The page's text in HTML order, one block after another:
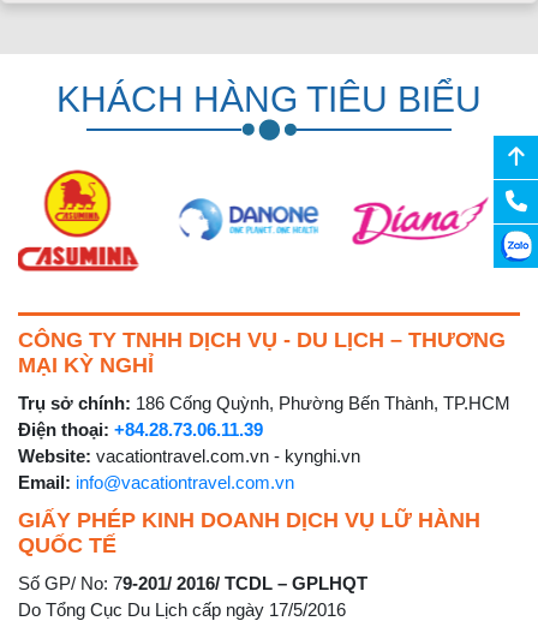
KHÁCH HÀNG TIÊU BIỂU
CÔNG TY TNHH DỊCH VỤ - DU LỊCH – THƯƠNG
MẠI KỲ NGHỈ
Trụ sở chính: 186 Cống Quỳnh, Phường Bến Thành, TP.HCM
Điện thoại: +84.28.73.06.11.39
Website: vacationtravel.com.vn - kynghi.vn
Email: info@vacationtravel.com.vn
GIẤY PHÉP KINH DOANH DỊCH VỤ LỮ HÀNH
QUỐC TẾ
Số GP/ No: 79-201/ 2016/ TCDL – GPLHQT
Do Tổng Cục Du Lịch cấp ngày 17/5/2016